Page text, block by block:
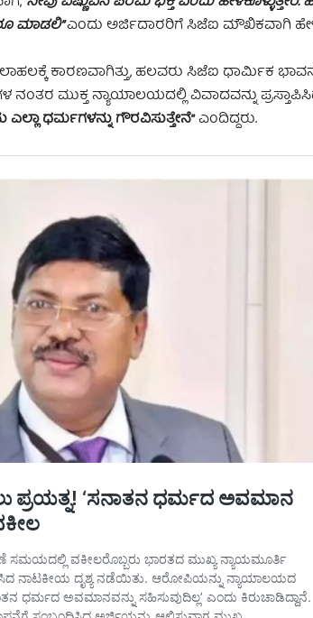
ಮಾಡಲಿ”ಎಂದು ಅರ್ಜಿದಾರರಿಗೆ ಸಿಜೆಐ ಮೌಖಿಕವಾಗಿ
ಕಾರಣವಾಗಿತ್ತು, ಹಲವರು ಸಿಜೆಐ ಧಾರ್ಮಿಕ
ಮುಕ್ತ ನ್ಯಾಯಾಲಯದಲ್ಲಿ ವಿವಾದವನ್ನು
ಧರ್ಮಗಳನ್ನು ಗೌರವಿಸುತ್ತೇನೆ”ಎಂದಿದ್ದರು.